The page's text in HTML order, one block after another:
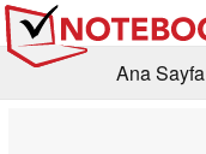
Ana Sayfa